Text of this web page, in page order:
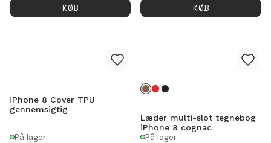
KØB
KØB
iPhone 8 Cover TPU
gennemsigtig
På lager
Læder multi-slot tegnebog
iPhone 8 cognac
På lager